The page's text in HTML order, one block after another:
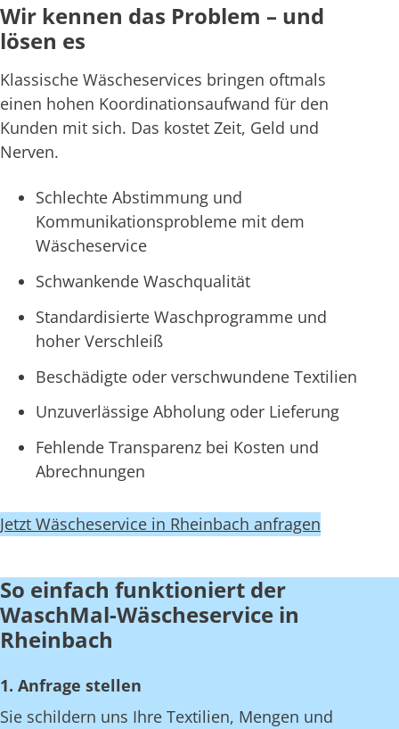
Wir kennen das Problem – und
lösen es
Klassische Wäscheservices bringen oftmals
einen hohen Koordinationsaufwand für den
Kunden mit sich. Das kostet Zeit, Geld und
Nerven.
Schlechte Abstimmung und
Kommunikationsprobleme mit dem
Wäscheservice
Schwankende Waschqualität
Standardisierte Waschprogramme und
hoher Verschleiß
Beschädigte oder verschwundene Textilien
Unzuverlässige Abholung oder Lieferung
Fehlende Transparenz bei Kosten und
Abrechnungen
Jetzt Wäscheservice in Rheinbach anfragen
So einfach funktioniert der
WaschMal-Wäscheservice in
Rheinbach
1. Anfrage stellen
Sie schildern uns Ihre Textilien, Mengen und